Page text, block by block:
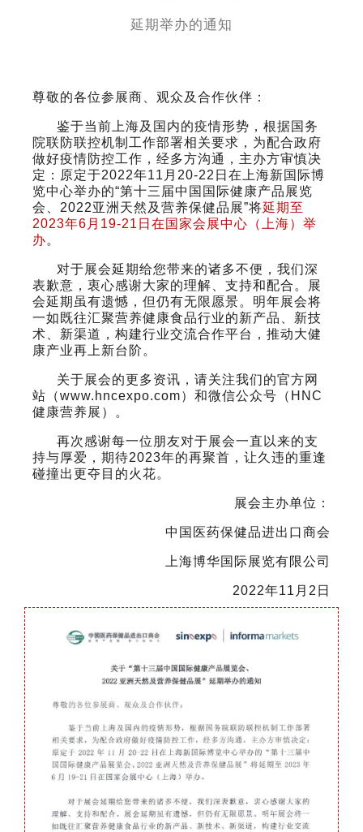
延期举办的通知
尊敬的各位参展商、观众及合作伙伴：
鉴于当前上海及国内的疫情形势，根据国务
院联防联控机制工作部署相关要求，为配合政府
做好疫情防控工作，经多方沟通，主办方审慎决
定：原定于2022年11月20-22日在上海新国际博
览中心举办的“第十三届中国国际健康产品展览
会、2022亚洲天然及营养保健品展”将延期至
2023年6月19-21日在国家会展中心（上海）举
办。
对于展会延期给您带来的诸多不便，我们深
表歉意，衷心感谢大家的理解、支持和配合。展
会延期虽有遗憾，但仍有无限愿景。明年展会将
一如既往汇聚营养健康食品行业的新产品、新技
术、新渠道，构建行业交流合作平台，推动大健
康产业再上新台阶。
关于展会的更多资讯，请关注我们的官方网
站（www.hncexpo.com）和微信公众号（HNC
健康营养展）。
再次感谢每一位朋友对于展会一直以来的支
持与厚爱，期待2023年的再聚首，让久违的重逢
碰撞出更夺目的火花。
展会主办单位：
中国医药保健品进出口商会
上海博华国际展览有限公司
2022年11月2日